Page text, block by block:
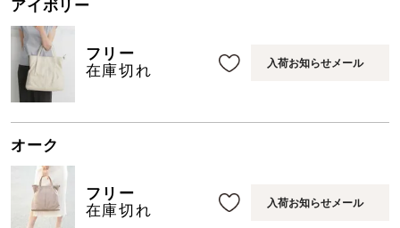
アイボリー
フリー
在庫切れ
入荷お知らせメール
オーク
フリー
在庫切れ
入荷お知らせメール